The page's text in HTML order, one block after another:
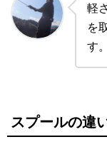
軽
を
す。
スプールの違